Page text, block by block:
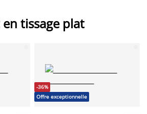
tissage plat
-36%
Offre exceptionnelle